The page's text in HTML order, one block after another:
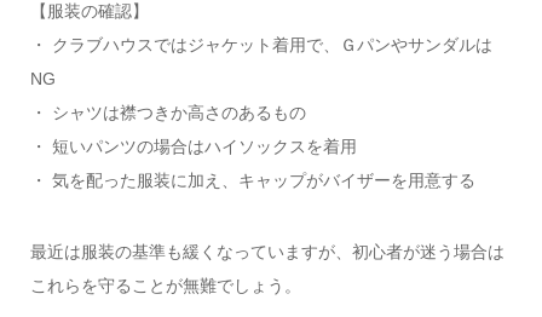
【服装の確認】
・ クラブハウスではジャケット着用で、Ｇパンやサンダルは
NG
・ シャツは襟つきか高さのあるもの
・ 短いパンツの場合はハイソックスを着用
・ 気を配った服装に加え、キャップがバイザーを用意する
最近は服装の基準も緩くなっていますが、初心者が迷う場合は
これらを守ることが無難でしょう。